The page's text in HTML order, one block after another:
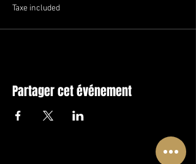
Taxe included
Partager cet événement